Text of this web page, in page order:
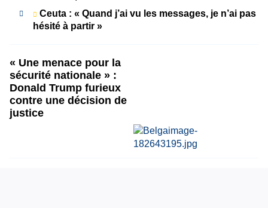
Ceuta : « Quand j’ai vu les messages, je n’ai pas
hésité à partir »
« Une menace pour la
sécurité nationale » :
Donald Trump furieux
contre une décision de
justice